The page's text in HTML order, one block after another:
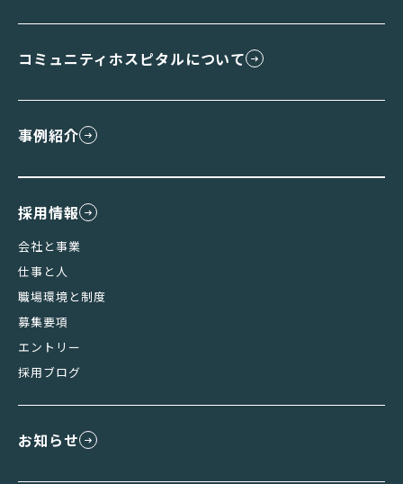
コミュニティホスピタルについて
事例紹介
採用情報
会社と事業
仕事と人
職場環境と制度
募集要項
エントリー
採用ブログ
お知らせ